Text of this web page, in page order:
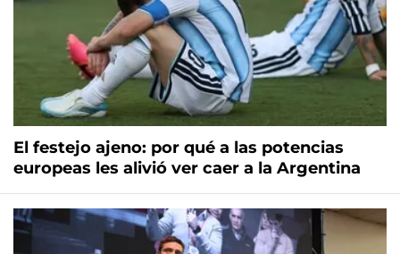
El festejo ajeno: por qué a las potencias
europeas les alivió ver caer a la Argentina